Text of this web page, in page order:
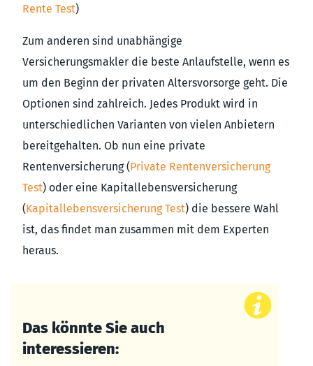
Rente Test)
Zum anderen sind unabhängige
Versicherungsmakler die beste Anlaufstelle, wenn es
um den Beginn der privaten Altersvorsorge geht. Die
Optionen sind zahlreich. Jedes Produkt wird in
unterschiedlichen Varianten von vielen Anbietern
bereitgehalten. Ob nun eine private
Rentenversicherung (Private Rentenversicherung
Test) oder eine Kapitallebensversicherung
(Kapitallebensversicherung Test) die bessere Wahl
ist, das findet man zusammen mit dem Experten
heraus.
Das könnte Sie auch
interessieren: